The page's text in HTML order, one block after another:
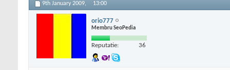
9th January 2009, 13:00
orio777
Membru SeoPedia
Reputatie: 36